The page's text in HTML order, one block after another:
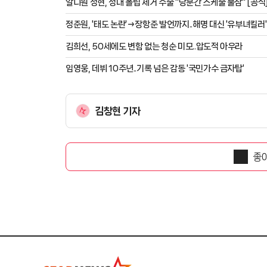
알디원 성현, 성대 폴립 제거 수술 "당분간 스케줄 불참" [공
정준원, '태도 논란'→장항준 발언까지..해명 대신 '유부녀킬러
김희선, 50세에도 변함 없는 청순 미모..압도적 아우라
임영웅, 데뷔 10주년..기록 넘은 감동 '국민가수 금자탑'
김창현 기자
좋